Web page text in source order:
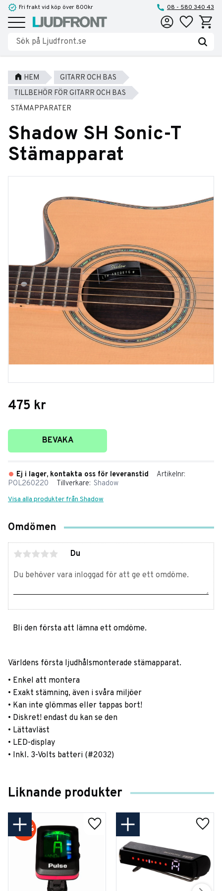
Meny
Fri frakt vid köp över 800kr 08 - 580 340 43
Favoriter
HEM
GITARR OCH BAS
TILLBEHÖR FÖR GITARR OCH BAS
STÄMAPPARATER
Shadow SH Sonic-T
Stämapparat
475 kr
Lägg till i favoriter
BEVAKA
Ej i lager, kontakta oss för leveranstid
Artikelnr
POL260220
Tillverkare Shadow
Visa alla produkter från Shadow
Omdömen
Du
Bli den första att lämna ett omdöme.
Världens första ljudhålsmonterade stämapparat.
• Enkel att montera
• Exakt stämning, även i svåra miljöer
• Kan inte glömmas eller tappas bort!
• Diskret! endast du kan se den
• Lättavläst
• LED-display
• Inkl. 3-Volts batteri (#2032)
Liknande produkter
34 %